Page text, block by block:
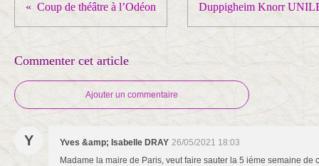
Coup de théâtre à l’Odéon Duppigheim Knorr
Commenter cet article
Ajouter un commentaire
Y Yves &amp; Isabelle DRAY 26/05/2021 18:03
Madame la maire de Paris, veut faire sauter la 5 iéme semaine de